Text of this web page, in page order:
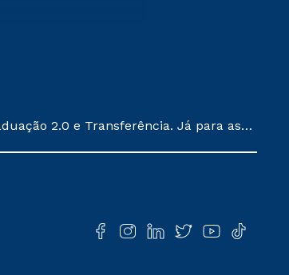
2.0 e Transferência. Já para as
no contrato de prestação de